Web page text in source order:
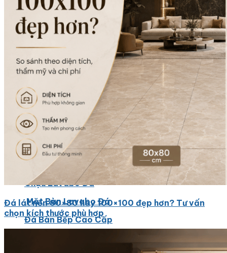
Đá Ốp Thang Máy
Đá Ốp Bếp
Đá Ốp Bếp Tự Nhiên
Tranh đá
Tranh Đá Marble Đối Xứng
Tranh Đá Thạch Anh Đối Xứng
Tranh Đá Sơn Thủy Xuyên Sáng
Tranh Đá Granite Đối Xứng
Tranh Đá Xuyên Sáng Onyx
Đá Nội Thất
Chậu Lavabo Đá
Mặt Bàn Lavabo Đá
Đá Bàn Bếp Cao Cấp
Đá lát nền 80×80 hay 100×100 đẹp hơn? Tư vấn
chọn kích thước phù hợp